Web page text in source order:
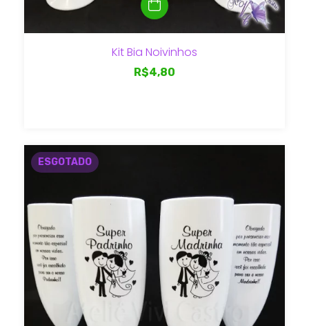
Kit Bia Noivinhos
R$4,80
ESGOTADO